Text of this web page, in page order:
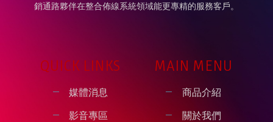
銷通路夥伴在整合佈線系統領域能更專精的服務客戶。
QUICK LINKS
媒體消息
影音專區
MAIN MENU
商品介紹
關於我們